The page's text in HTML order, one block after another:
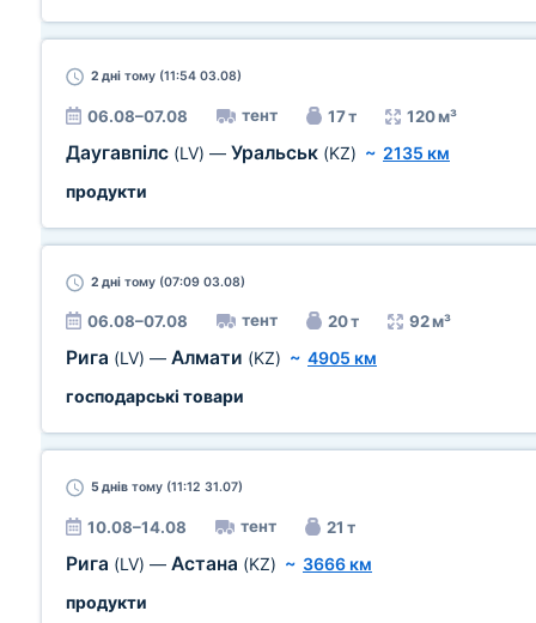
2 дні тому (11:54 03.08)
06.08–07.08 тент 17 т 120 м³
Даугавпілс (LV) — Уральськ (KZ) ~ 2135 км
продукти
2 дні тому (07:09 03.08)
06.08–07.08 тент 20 т 92 м³
Рига (LV) — Алмати (KZ) ~ 4905 км
господарські товари
5 днів тому (11:12 31.07)
10.08–14.08 тент 21 т
Рига (LV) — Астана (KZ) ~ 3666 км
продукти